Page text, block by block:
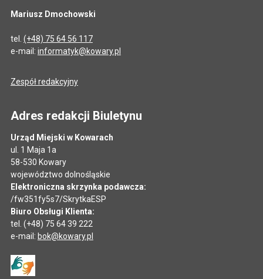
Mariusz Dmochowski
tel. (+48) 75 64 56 117
e-mail: informatyk@kowary.pl
Zespół redakcyjny
Adres redakcji Biuletynu
Urząd Miejski w Kowarach
ul. 1 Maja 1a
58-530 Kowary
województwo dolnośląskie
Elektroniczna skrzynka podawcza:
/fw351fy5s7/SkrytkaESP
Biuro Obsługi Klienta:
tel. (+48) 75 64 39 222
e-mail: bok@kowary.pl